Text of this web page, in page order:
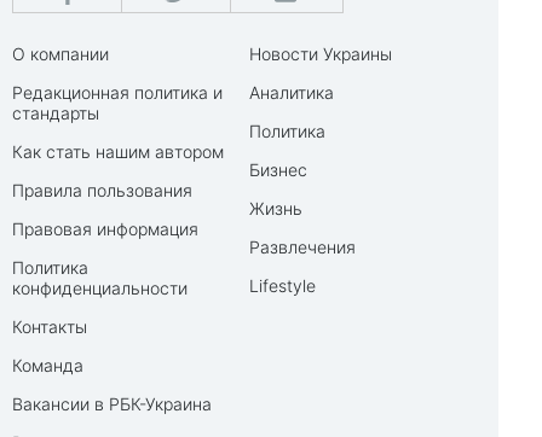
О компании
Редакционная политика и
стандарты
Как стать нашим автором
Правила пользования
Правовая информация
Политика
конфиденциальности
Контакты
Команда
Вакансии в РБК-Украина
Новости Украины
Аналитика
Политика
Бизнес
Жизнь
Развлечения
Lifestyle